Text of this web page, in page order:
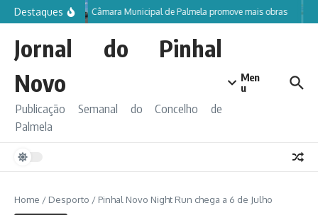
Ir para o conteúdo
Destaques Câmara Municipal de Palmela promove mais obras
Jornal do Pinhal
Novo
Publicação Semanal do Concelho de
Palmela
Men
u
Home / Desporto / Pinhal Novo Night Run chega a 6 de Julho